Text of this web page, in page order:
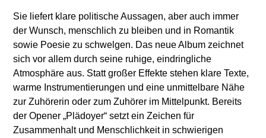
Sie liefert klare politische Aussagen, aber auch immer
der Wunsch, menschlich zu bleiben und in Romantik
sowie Poesie zu schwelgen. Das neue Album zeichnet
sich vor allem durch seine ruhige, eindringliche
Atmosphäre aus. Statt großer Effekte stehen klare Texte,
warme Instrumentierungen und eine unmittelbare Nähe
zur Zuhörerin oder zum Zuhörer im Mittelpunkt. Bereits
der Opener „Plädoyer“ setzt ein Zeichen für
Zusammenhalt und Menschlichkeit in schwierigen